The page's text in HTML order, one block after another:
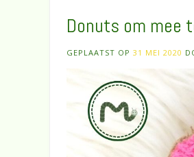
Donuts om mee
GEPLAATST OP 31 MEI 2020